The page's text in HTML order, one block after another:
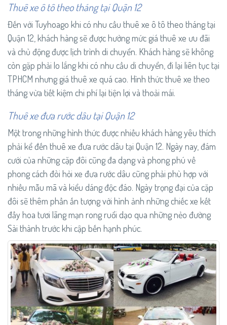
Thuê xe ô tô theo tháng tại Quận 12
Đến với Tuyhoago khi có nhu cầu thuê xe ô tô theo tháng tại
Quận 12, khách hàng sẽ được hưởng mức giá thuê xe ưu đãi
và chủ động được lịch trình di chuyển. Khách hàng sẽ không
còn gặp phải lo lắng khi có nhu cầu di chuyển, đi lại liên tục tại
TPHCM nhưng giá thuê xe quá cao. Hình thức thuê xe theo
tháng vừa tiết kiệm chi phí lại tiện lợi và thoải mái.
Thuê xe đưa rước dâu tại Quận 12
Một trong những hình thức được nhiều khách hàng yêu thích
phải kể đến thuê xe đưa rước dâu tại Quận 12. Ngày nay, đám
cưới của những cặp đôi cũng đa dạng và phong phú về
phong cách đòi hỏi xe đưa rước dâu cũng phải phù hợp với
nhiều mẫu mã và kiểu dáng độc đáo. Ngày trọng đại của cặp
đôi sẽ thêm phần ấn tượng với hình ảnh những chiếc xe kết
đầy hoa tươi lãng mạn rong ruổi dạo qua những nẻo đường
Sài thành trước khi cập bến hạnh phúc.